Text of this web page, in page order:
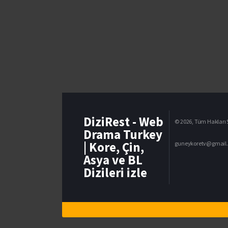
DiziRest - Web
Drama Turkey
| Kore, Çin,
Asya ve BL
Dizileri izle
© 2026, Tüm Hakları